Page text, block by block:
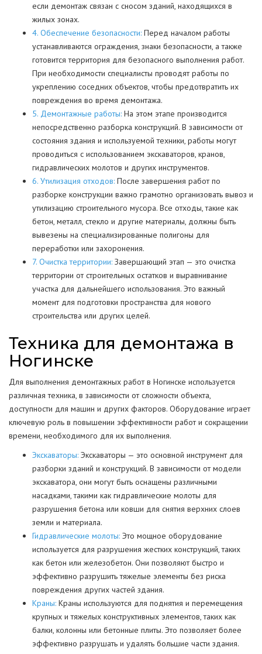
если демонтаж связан с сносом зданий, находящихся в
жилых зонах.
4. Обеспечение безопасности: Перед началом работы
устанавливаются ограждения, знаки безопасности, а также
готовится территория для безопасного выполнения работ.
При необходимости специалисты проводят работы по
укреплению соседних объектов, чтобы предотвратить их
повреждения во время демонтажа.
5. Демонтажные работы: На этом этапе производится
непосредственно разборка конструкций. В зависимости от
состояния здания и используемой техники, работы могут
проводиться с использованием экскаваторов, кранов,
гидравлических молотов и других инструментов.
6. Утилизация отходов: После завершения работ по
разборке конструкции важно грамотно организовать вывоз и
утилизацию строительного мусора. Все отходы, такие как
бетон, металл, стекло и другие материалы, должны быть
вывезены на специализированные полигоны для
переработки или захоронения.
7. Очистка территории: Завершающий этап — это очистка
территории от строительных остатков и выравнивание
участка для дальнейшего использования. Это важный
момент для подготовки пространства для нового
строительства или других целей.
Техника для демонтажа в
Ногинске
Для выполнения демонтажных работ в Ногинске используется
различная техника, в зависимости от сложности объекта,
доступности для машин и других факторов. Оборудование играет
ключевую роль в повышении эффективности работ и сокращении
времени, необходимого для их выполнения.
Экскаваторы: Экскаваторы — это основной инструмент для
разборки зданий и конструкций. В зависимости от модели
экскаватора, они могут быть оснащены различными
насадками, такими как гидравлические молоты для
разрушения бетона или ковши для снятия верхних слоев
земли и материала.
Гидравлические молоты: Это мощное оборудование
используется для разрушения жестких конструкций, таких
как бетон или железобетон. Они позволяют быстро и
эффективно разрушить тяжелые элементы без риска
повреждения других частей здания.
Краны: Краны используются для поднятия и перемещения
крупных и тяжелых конструктивных элементов, таких как
балки, колонны или бетонные плиты. Это позволяет более
эффективно разрушать и удалять большие части здания.